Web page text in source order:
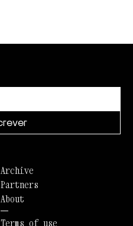
Archive
Partners
About
Terms of use